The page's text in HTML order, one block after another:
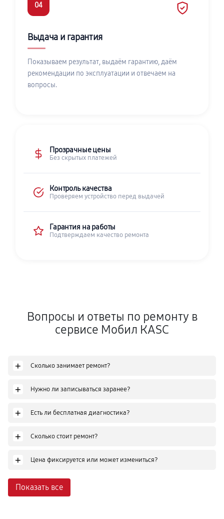
04
Выдача и гарантия
Показываем результат, выдаём гарантию, даём
рекомендации по эксплуатации и отвечаем на
вопросы.
Прозрачные цены
Без скрытых платежей
Контроль качества
Проверяем устройство перед выдачей
Гарантия на работы
Подтверждаем качество ремонта
Вопросы и ответы по ремонту в
сервисе Мобил КASC
+ Сколько занимает ремонт?
+ Нужно ли записываться заранее?
+ Есть ли бесплатная диагностика?
+ Сколько стоит ремонт?
+ Цена фиксируется или может измениться?
Показать все